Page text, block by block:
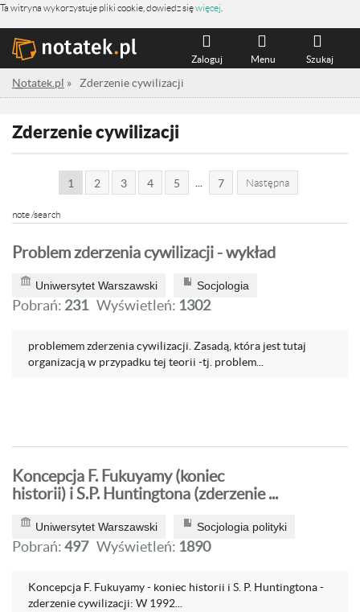
Ta witryna wykorzystuje pliki cookie, dowiedz sięwięcej
Szukaj
Menu
Zaloguj
Notatek.pl » Zderzenie cywilizacji
Zderzenie cywilizacji
1 2 3 4 5 7 Następna
note /search
Problem zderzenia cywilizacji - wykład
Uniwersytet Warszawski Socjologia
Pobrań: 231 Wyświetleń: 1302
problemem zderzenia cywilizacji. Zasadą, która jest tutaj
organizacją w przypadku tej teorii -tj. problem...
Koncepcja F. Fukuyamy (koniec
historii) i S.P. Huntingtona (zderzenie ...
Uniwersytet Warszawski Socjologia polityki
Pobrań:497 Wyświetleń: 1890
Koncepcja F. Fukuyamy - koniec historii i S. P. Huntingtona -
zderzenie cywilizacji: W 1992...